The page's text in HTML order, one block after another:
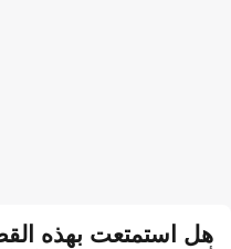
هل استمتعت بهذه